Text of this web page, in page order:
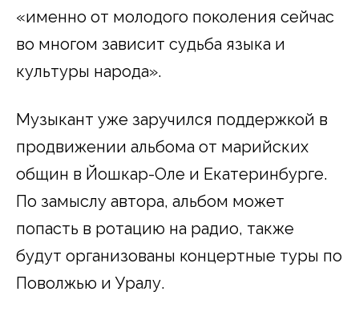
«именно от молодого поколения сейчас
во многом зависит судьба языка и
культуры народа».
Музыкант уже заручился поддержкой в
продвижении альбома от марийских
общин в Йошкар-Оле и Екатеринбурге.
По замыслу автора, альбом может
попасть в ротацию на радио, также
будут организованы концертные туры по
Поволжью и Уралу.